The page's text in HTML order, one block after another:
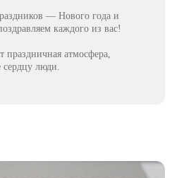
— Нового года и
каждого из вас!
праздничная атмосфера,
сердцу люди.